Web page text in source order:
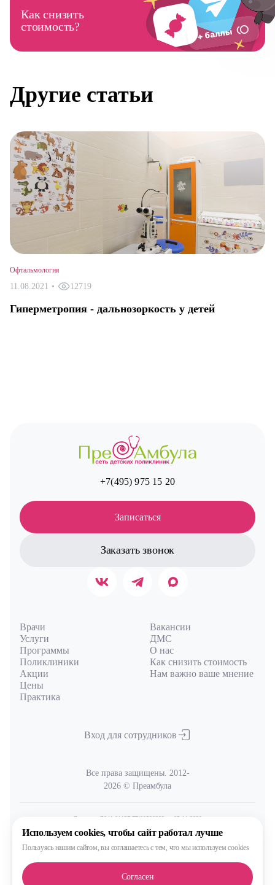
Как снизить
стоимость?
Другие статьи
Офтальмология
11.08.2021 • 12719
Гиперметропия - дальнозоркость у детей
+7(495) 975 15 20
Записаться
Заказать звонок
Врачи
Услуги
Программы
Поликлиники
Акции
Цены
Практика
Вакансии
ДМС
О нас
Как снизить стоимость
Нам важно ваше мнение
Вход для сотрудников
Все права защищены. 2012-
2026 © Преамбула
Лицензия Л041-01137-77/00590289 от 05.11.2020
выдана Министерством здравоохранения Московской области
Сделано, конечно, в MAX
Используем cookies, чтобы сайт работал лучше
Пользуясь нашим сайтом,вы соглашаетесь с тем, что мы используем cookies
Согласен